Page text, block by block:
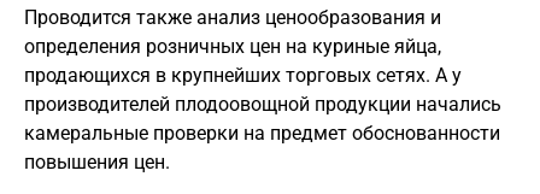
Проводится также анализ ценообразования и
определения розничных цен на куриные яйца,
продающихся в крупнейших торговых сетях. А у
производителей плодоовощной продукции начались
камеральные проверки на предмет обоснованности
повышения цен.